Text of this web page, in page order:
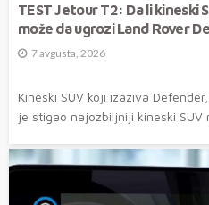
TEST Jetour T2: Da li kineski
može da ugrozi Land Rover
7 avgusta, 2026
Kineski SUV koji izaziva
je stigao najozbiljniji kineski SUV